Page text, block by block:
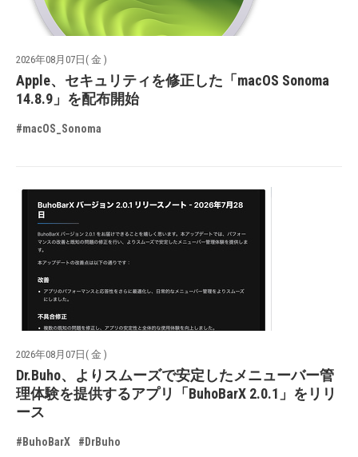
2026年08月07日( 金 )
Apple、セキュリティを修正した「macOS Sonoma
14.8.9」を配布開始
#macOS_Sonoma
2026年08月07日( 金 )
Dr.Buho、よりスムーズで安定したメニューバー管
理体験を提供するアプリ「BuhoBarX 2.0.1」をリリ
ース
#BuhoBarX #DrBuho